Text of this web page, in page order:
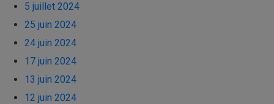
5 juillet 2024
25 juin 2024
24 juin 2024
17 juin 2024
13 juin 2024
12 juin 2024